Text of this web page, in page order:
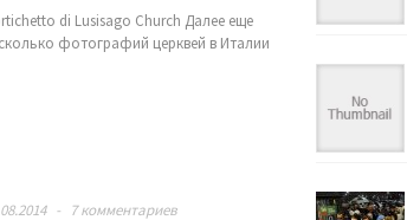
di Lusisago Church Далее еще
фотографий церквей в Италии
- 7 комментариев